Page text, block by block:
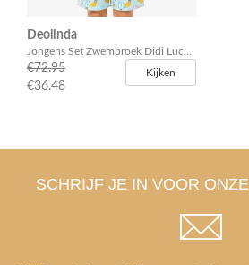
Deolinda
€72.95
€36.48
Kijken
SCHRIJF JE IN VOOR